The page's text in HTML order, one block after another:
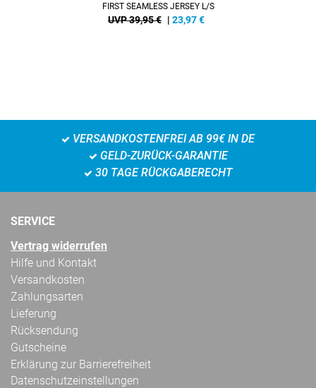
FIRST SEAMLESS JERSEY L/S
UVP 39,95 € | 23,97€
VERSANDKOSTENFREI AB 99€ IN DE
GELD-ZURÜCK-GARANTIE
30 TAGE RÜCKGABERECHT
SERVICE
Vertrag widerrufen
Hilfe und Kontakt
Versandkosten
Zahlungsarten
Lieferung
Rücksendung
Gutscheine
Erklärung zur Barrierefreiheit
Datenschutzeinstellungen